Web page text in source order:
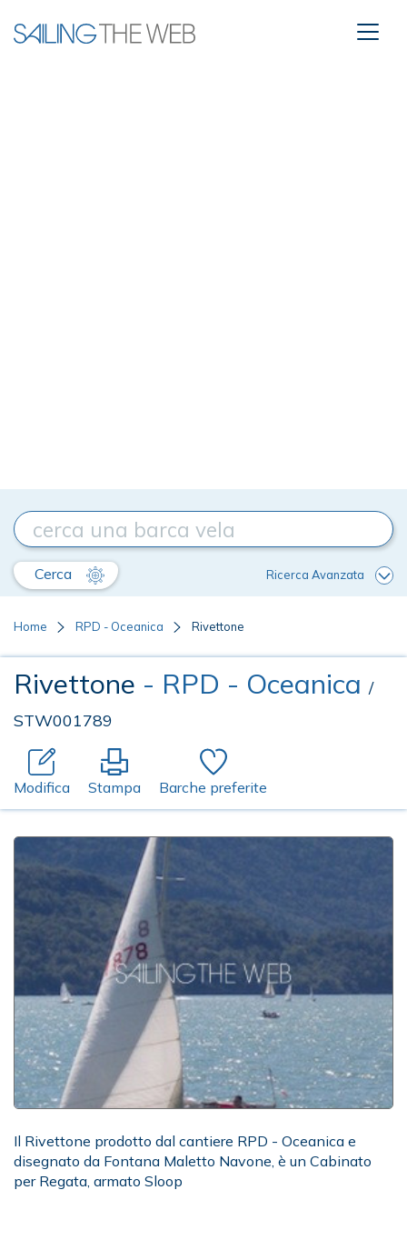
Cerca Ricerca Avanzata
Home RPD - Oceanica Rivettone
Rivettone - RPD - Oceanica /
STW001789
Modifica Stampa Barche preferite
Il Rivettone prodotto dal cantiere RPD - Oceanica e
disegnato da Fontana Maletto Navone, è un Cabinato
per Regata, armato Sloop